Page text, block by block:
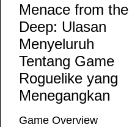
Menace from the
Deep: Ulasan
Menyeluruh
Tentang Game
Roguelike yang
Menegangkan
Game Overview